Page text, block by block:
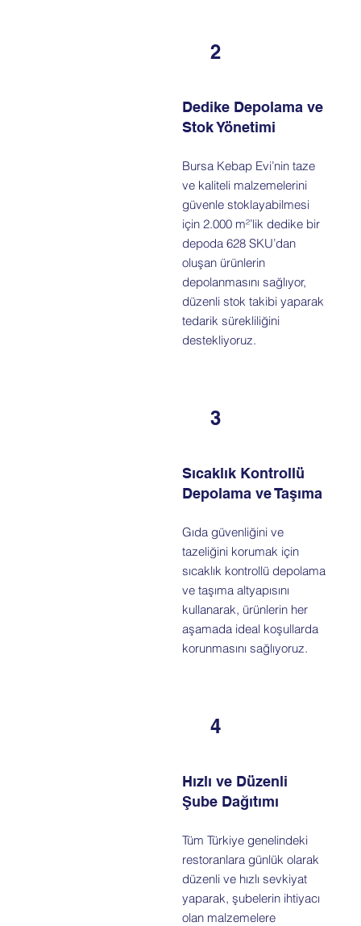
2
Dedike Depolama ve
Stok Yönetimi
Bursa Kebap Evi’nin taze
ve kaliteli malzemelerini
güvenle stoklayabilmesi
için 2.000 m²’lik dedike bir
depoda 628 SKU’dan
oluşan ürünlerin
depolanmasını sağlıyor,
düzenli stok takibi yaparak
tedarik sürekliliğini
destekliyoruz.
3
Sıcaklık Kontrollü
Depolama ve Taşıma
Gıda güvenliğini ve
tazeliğini korumak için
sıcaklık kontrollü depolama
ve taşıma altyapısını
kullanarak, ürünlerin her
aşamada ideal koşullarda
korunmasını sağlıyoruz.
4
Hızlı ve Düzenli
Şube Dağıtımı
Tüm Türkiye genelindeki
restoranlara günlük olarak
düzenli ve hızlı sevkiyat
yaparak, şubelerin ihtiyacı
olan malzemelere